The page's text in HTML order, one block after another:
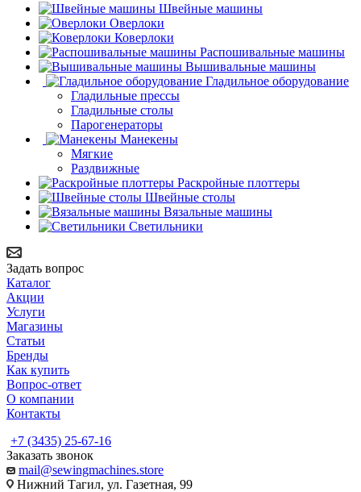
Швейные машины
Оверлоки
Коверлоки
Распошивальные машины
Вышивальные машины
Гладильное оборудование
Гладильные прессы
Гладильные столы
Парогенераторы
Манекены
Мягкие
Раздвижные
Раскройные плоттеры
Швейные столы
Вязальные машины
Светильники
Задать вопрос
Каталог
Акции
Услуги
Магазины
Статьи
Бренды
Как купить
Вопрос-ответ
О компании
Контакты
+7 (3435) 25-67-16
Заказать звонок
mail@sewingmachines.store
Нижний Тагил, ул. Газетная, 99